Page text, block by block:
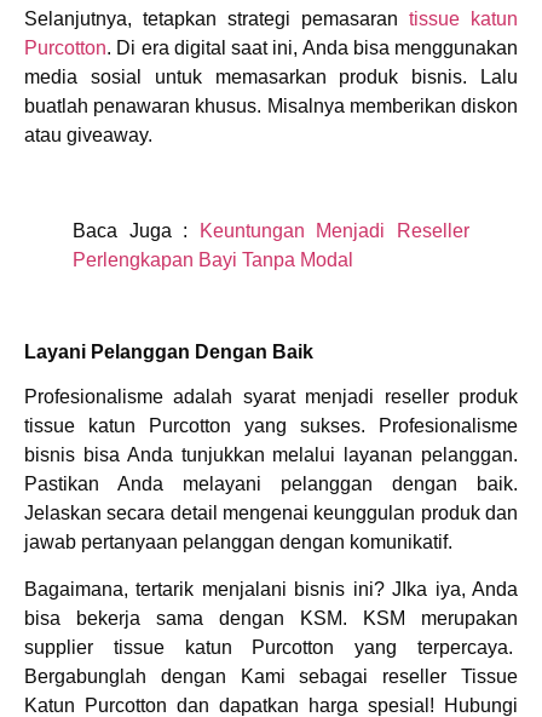
Selanjutnya, tetapkan strategi pemasaran tissue katun
Purcotton. Di era digital saat ini, Anda bisa menggunakan
media sosial untuk memasarkan produk bisnis. Lalu
buatlah penawaran khusus. Misalnya memberikan diskon
atau giveaway.
Baca Juga :
Keuntungan Menjadi Reseller
Perlengkapan Bayi Tanpa Modal
Layani Pelanggan Dengan Baik
Profesionalisme adalah syarat menjadi reseller produk
tissue katun Purcotton yang sukses. Profesionalisme
bisnis bisa Anda tunjukkan melalui layanan pelanggan.
Pastikan Anda melayani pelanggan dengan baik.
Jelaskan secara detail mengenai keunggulan produk dan
jawab pertanyaan pelanggan dengan komunikatif.
Bagaimana, tertarik menjalani bisnis ini? JIka iya, Anda
bisa bekerja sama dengan KSM.
KSM merupakan
supplier tissue katun Purcotton yang terpercaya.
Bergabunglah dengan Kami sebagai reseller Tissue
Katun Purcotton dan dapatkan harga spesial! Hubungi